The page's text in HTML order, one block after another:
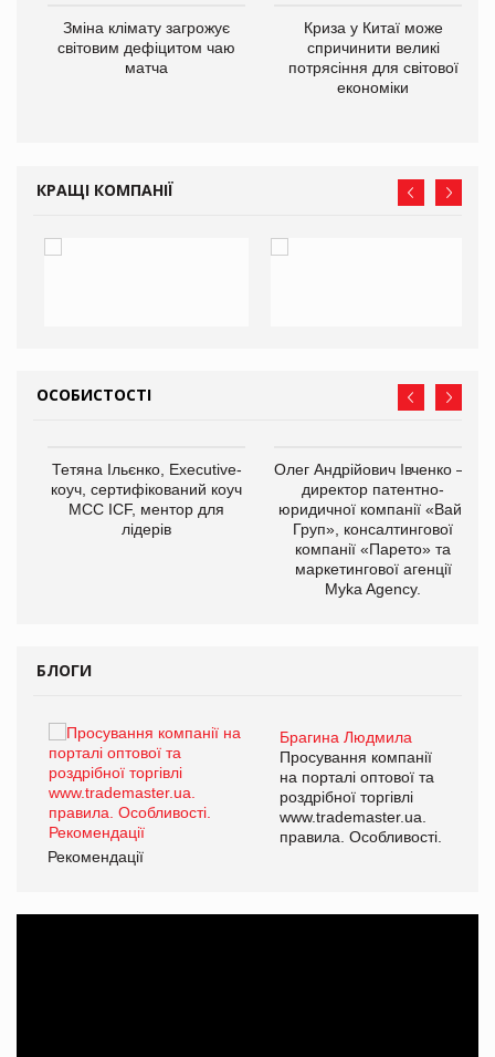
Зміна клімату загрожує
світовим дефіцитом чаю
матча
Криза у Китаї може
спричинити великі
потрясіння для світової
економіки
КРАЩІ КОМПАНІЇ
ОСОБИСТОСТІ
Тетяна Ільєнко, Executive-
коуч, сертифікований коуч
МСС ICF, ментор для
лідерів
Олег Андрійович Івченко —
директор патентно-
юридичної компанії «Вайз
Груп», консалтингової
компанії «Парето» та
маркетингової агенції
Myka Agency.
БЛОГИ
Брагина Людмила
Просування компанії
на порталі оптової та
роздрібної торгівлі
www.trademaster.ua.
правила. Особливості.
Рекомендації